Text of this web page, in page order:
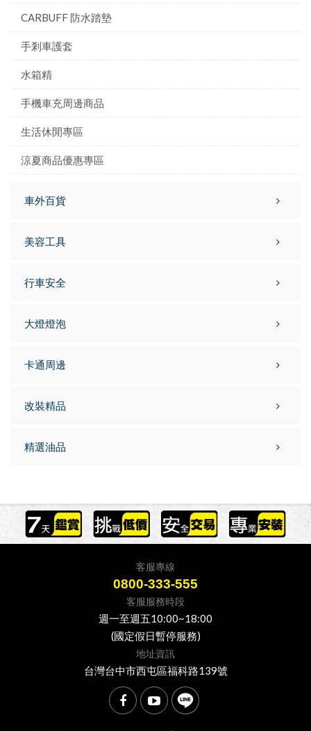
CARBUFF 防水踏墊
手剎車護套
水箱精
手機車充周邊商品
生活休閒專區
涼夏商品優惠專區
車外百貨
美容工具
行車安全
大燈燈泡
卡通周邊
改裝精品
精選油品
客服專線
0800-333-555
客服服務時段
週一至週五10:00~18:00
(國定假日暫停服務)
地址資訊
台灣台中市西屯區福科路139號